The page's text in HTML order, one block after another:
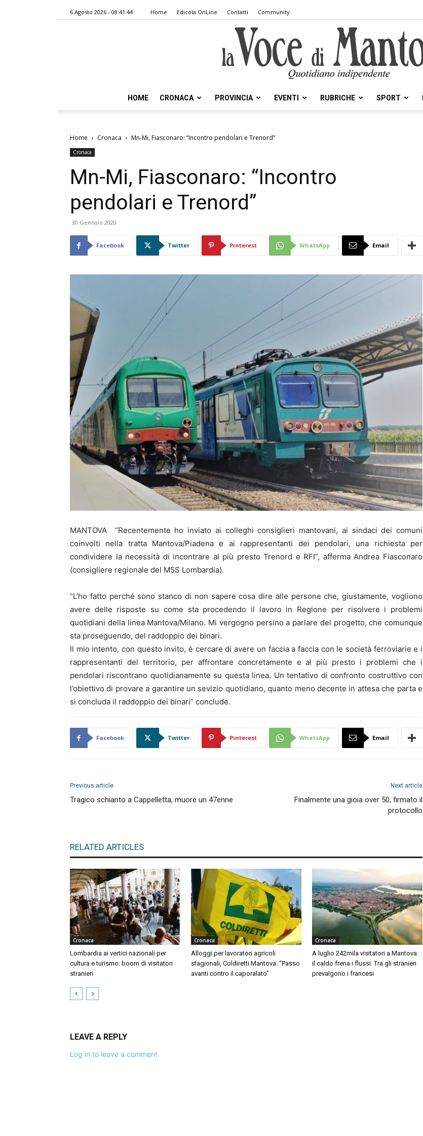
6 Agosto 2026 - 08:41:44 Home Edicola OnLine Contatti Community
Mantova
HOME CRONACA PROVINCIA EVENTI RUBRICHE SPORT
Home Cronaca Mn-Mi, Fiasconaro: “Incontro pendolari e Trenord”
Cronaca
Mn-Mi, Fiasconaro: “Incontro
pendolari e Trenord”
30 Gennaio 2020
Facebook Twitter Pinterest WhatsApp Email
MANTOVA “Recentemente ho inviato ai colleghi consiglieri mantovani, ai sindaci dei comuni
coinvolti nella tratta Mantova/Piadena e ai rappresentanti dei pendolari, una richiesta per
condividere la necessità di incontrare al più presto Trenord e RFI”, afferma Andrea Fiasconaro
(consigliere regionale del M5S Lombardia).
“L’ho fatto perché sono stanco di non sapere cosa dire alle persone che, giustamente, vogliono
avere delle risposte su come sta procedendo il lavoro in Regione per risolvere i problemi
quotidiani della linea Mantova/Milano. Mi vergogno persino a parlare del progetto, che comunque
sta proseguendo, del raddoppio dei binari.
Il mio intento, con questo invito, è cercare di avere un faccia a faccia con le società ferroviarie e i
rappresentanti del territorio, per affrontare concretamente e al più presto i problemi che i
pendolari riscontrano quotidianamente su questa linea. Un tentativo di confronto costruttivo con
l’obiettivo di provare a garantire un sevizio quotidiano, quanto meno decente in attesa che parta e
si concluda il raddoppio dei binari” conclude.
Facebook Twitter Pinterest WhatsApp Email
Previous article
Tragico schianto a Cappelletta, muore un 47enne
Next article
Finalmente una gioia over 50, firmato il
protocollo
RELATED ARTICLES
Cronaca
Lombardia ai vertici nazionali per
cultura e turismo: boom di visitatori
stranieri
Cronaca
Alloggi per lavoratori agricoli
stagionali, Coldiretti Mantova: “Passo
avanti contro il caporalato”
Cronaca
A luglio 242mila visitatori a Mantova:
il caldo frena i flussi. Tra gli stranieri
prevalgono i francesi
LEAVE A REPLY
Log in to leave a comment